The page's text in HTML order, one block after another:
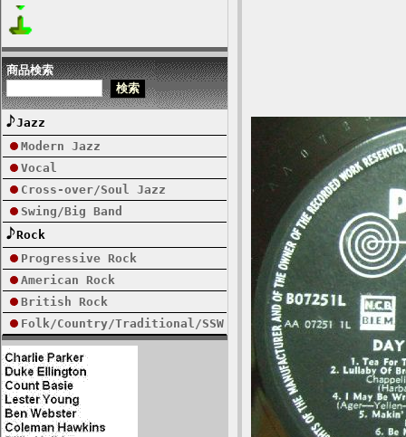
商品検索
Jazz
Modern Jazz
Vocal
Cross-over/Soul Jazz
Swing/Big Band
Rock
Progressive Rock
American Rock
British Rock
Folk/Country/Traditional/SSW